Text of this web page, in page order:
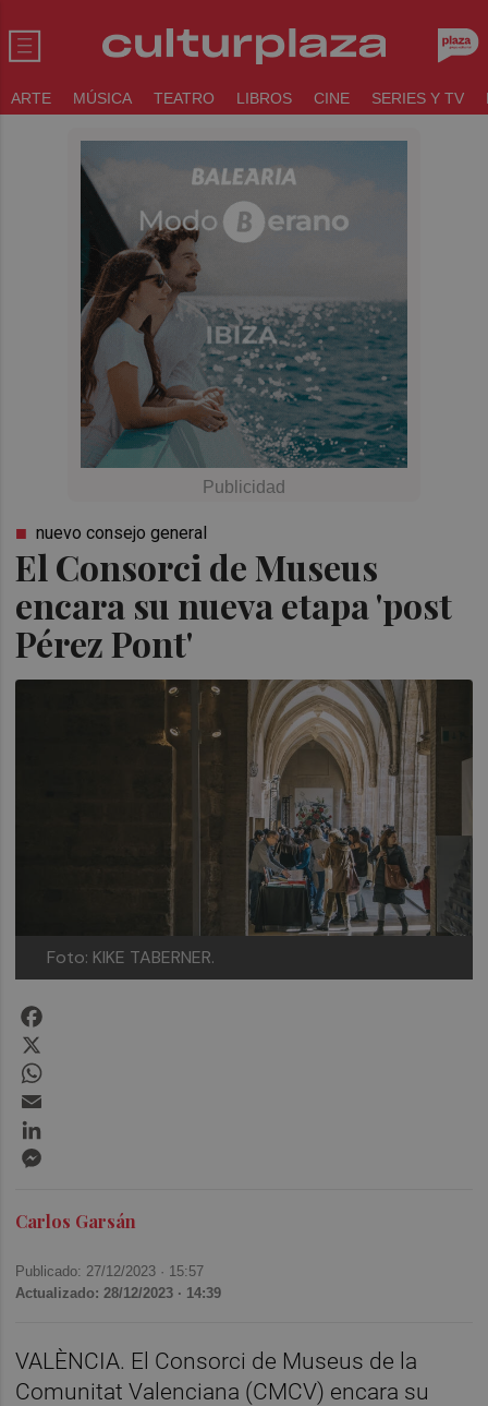
ARTE MÚSICA TEATRO LIBROS CINE SERIES Y TV
El Consorci de Museus
encara su nueva etapa 'post
Pérez Pont'
nuevo consejo general
Foto: KIKE TABERNER.
Carlos Garsán
Publicado: 27/12/2023 · 15:57
Actualizado: 28/12/2023 · 14:39
VALÈNCIA. El Consorci de Museus de la
Comunitat Valenciana (CMCV) encara su